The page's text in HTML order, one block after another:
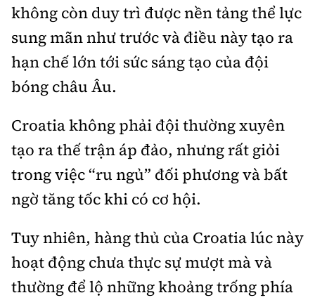
không còn duy trì được nền tảng thể lực
sung mãn như trước và điều này tạo ra
hạn chế lớn tới sức sáng tạo của đội
bóng châu Âu.
Croatia không phải đội thường xuyên
tạo ra thế trận áp đảo, nhưng rất giỏi
trong việc “ru ngủ” đối phương và bất
ngờ tăng tốc khi có cơ hội.
Tuy nhiên, hàng thủ của Croatia lúc này
hoạt động chưa thực sự mượt mà và
thường để lộ những khoảng trống phía